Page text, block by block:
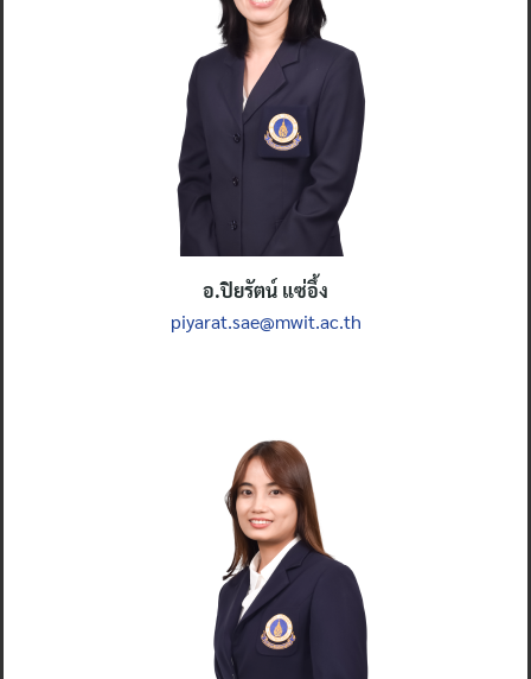
อ.ปิยรัตน์ แซ่อึ้ง
piyarat.sae@mwit.ac.th